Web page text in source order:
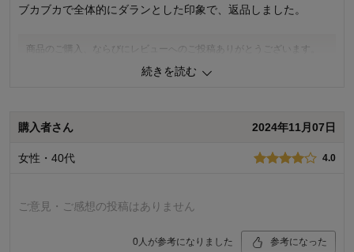
ブカブカで全体的にダランとした印象で、返品しました。
商品のご購入、ならびにレビューへのご投稿ありがとうございます。
ご購入前の商品イメージと実際の商品が異なり、誠に申し訳ございま
せん。 いただいたご意見を参考に、商品画像の改善も含め、今後もお
サックス花柄, １２０
体型：
続きを読む
購入者さん 2024年11月07日
女性・40代 4.0
ご意見・ご感想の投稿はありません
0 人が参考になりました 参考になった